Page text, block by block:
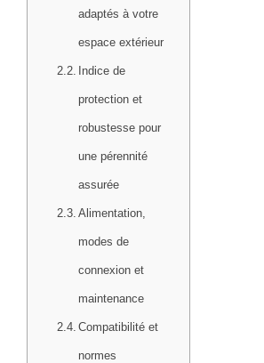
adaptés à votre
espace extérieur
Indice de
protection et
robustesse pour
une pérennité
assurée
Alimentation,
modes de
connexion et
maintenance
Compatibilité et
normes